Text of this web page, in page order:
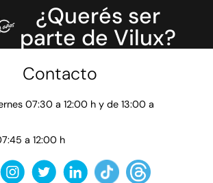
¿Querés ser
parte de Vilux?
Contacto
07:30 a 12:00 h y de 13:00 a
a 12:00 h